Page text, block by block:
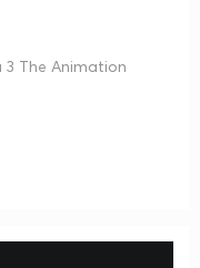
3 The Animation